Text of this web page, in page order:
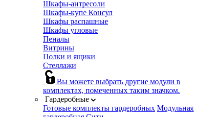
Шкафы-антресоли
Шкафы-купе Консул
Шкафы распашные
Шкафы угловые
Пеналы
Витрины
Полки и ящики
Стеллажи
Вы можете выбрать другие модули в
комплектах, помеченных таким значком.
Гардеробные
Готовые комплекты гардеробных Модульная